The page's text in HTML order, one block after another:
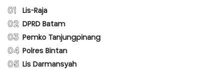
01 Lis-Raja
02 DPRD Batam
03 Pemko Tanjungpinang
04 Polres Bintan
05 Lis Darmansyah